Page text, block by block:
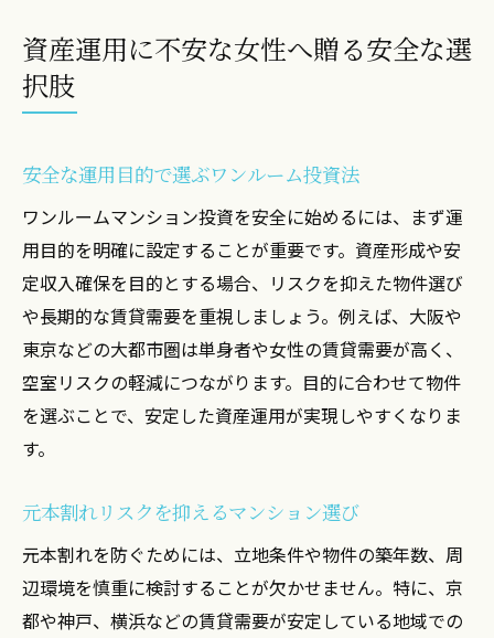
ー
女性が疑問を解消できる人気セミナーの魅
識
女性投資家が実感した学びのポイント
安心して続けたい女性のためのマンション投資
術
長期運用を見据えたワンルーム投資の極意
女性が続けやすい資産運用のコツを解説
売却時も安心な投資用マンション選びの工
夫
安全性重視の女性が選ぶ運用方法とは
投資初心者でも無理なく続けるヒント
資産運用に不安な女性へ贈る安全な選
択肢
安全な運用目的で選ぶワンルーム投資法
ワンルームマンション投資を安全に始めるには、まず運
用目的を明確に設定することが重要です。資産形成や安
定収入確保を目的とする場合、リスクを抑えた物件選び
や長期的な賃貸需要を重視しましょう。例えば、大阪や
東京などの大都市圏は単身者や女性の賃貸需要が高く、
空室リスクの軽減につながります。目的に合わせて物件
を選ぶことで、安定した資産運用が実現しやすくなりま
す。
元本割れリスクを抑えるマンション選び
元本割れを防ぐためには、立地条件や物件の築年数、周
辺環境を慎重に検討することが欠かせません。特に、京
都や神戸、横浜などの賃貸需要が安定している地域での